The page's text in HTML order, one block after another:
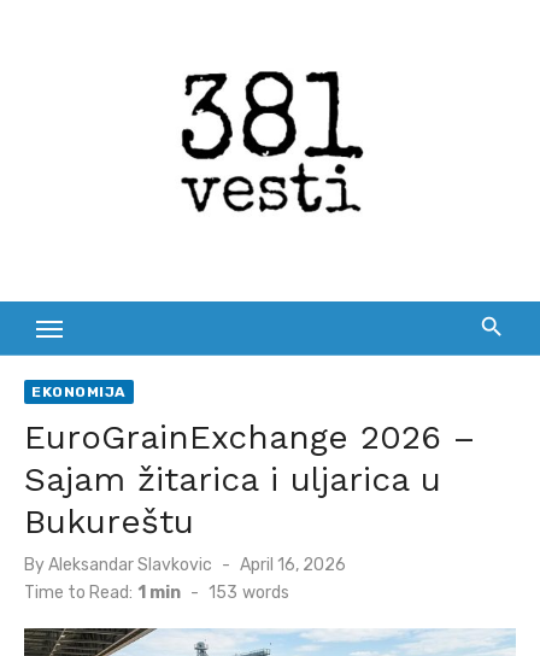
EKONOMIJA
EuroGrainExchange 2026 –
Sajam žitarica i uljarica u
Bukureštu
ByAleksandar Slavkovic
Posted
on
April 16, 2026
Time to Read: 1 min - 153 words